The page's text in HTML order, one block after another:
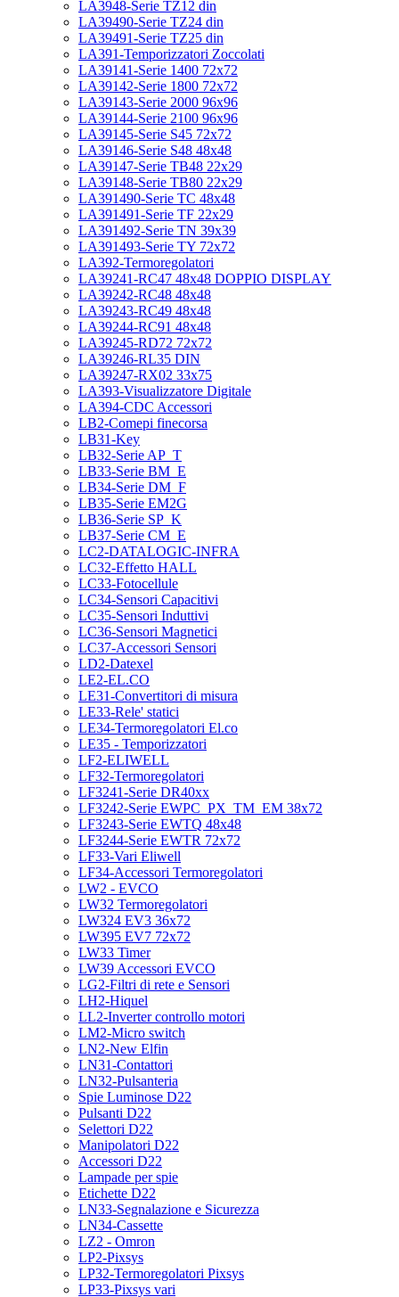
LA3948-Serie TZ12 din
LA39490-Serie TZ24 din
LA39491-Serie TZ25 din
LA391-Temporizzatori Zoccolati
LA39141-Serie 1400 72x72
LA39142-Serie 1800 72x72
LA39143-Serie 2000 96x96
LA39144-Serie 2100 96x96
LA39145-Serie S45 72x72
LA39146-Serie S48 48x48
LA39147-Serie TB48 22x29
LA39148-Serie TB80 22x29
LA391490-Serie TC 48x48
LA391491-Serie TF 22x29
LA391492-Serie TN 39x39
LA391493-Serie TY 72x72
LA392-Termoregolatori
LA39241-RC47 48x48 DOPPIO DISPLAY
LA39242-RC48 48x48
LA39243-RC49 48x48
LA39244-RC91 48x48
LA39245-RD72 72x72
LA39246-RL35 DIN
LA39247-RX02 33x75
LA393-Visualizzatore Digitale
LA394-CDC Accessori
LB2-Comepi finecorsa
LB31-Key
LB32-Serie AP_T
LB33-Serie BM_E
LB34-Serie DM_F
LB35-Serie EM2G
LB36-Serie SP_K
LB37-Serie CM_E
LC2-DATALOGIC-INFRA
LC32-Effetto HALL
LC33-Fotocellule
LC34-Sensori Capacitivi
LC35-Sensori Induttivi
LC36-Sensori Magnetici
LC37-Accessori Sensori
LD2-Datexel
LE2-EL.CO
LE31-Convertitori di misura
LE33-Rele' statici
LE34-Termoregolatori El.co
LE35 - Temporizzatori
LF2-ELIWELL
LF32-Termoregolatori
LF3241-Serie DR40xx
LF3242-Serie EWPC_PX_TM_EM 38x72
LF3243-Serie EWTQ 48x48
LF3244-Serie EWTR 72x72
LF33-Vari Eliwell
LF34-Accessori Termoregolatori
LW2 - EVCO
LW32 Termoregolatori
LW324 EV3 36x72
LW395 EV7 72x72
LW33 Timer
LW39 Accessori EVCO
LG2-Filtri di rete e Sensori
LH2-Hiquel
LL2-Inverter controllo motori
LM2-Micro switch
LN2-New Elfin
LN31-Contattori
LN32-Pulsanteria
Spie Luminose D22
Pulsanti D22
Selettori D22
Manipolatori D22
Accessori D22
Lampade per spie
Etichette D22
LN33-Segnalazione e Sicurezza
LN34-Cassette
LZ2 - Omron
LP2-Pixsys
LP32-Termoregolatori Pixsys
LP33-Pixsys vari